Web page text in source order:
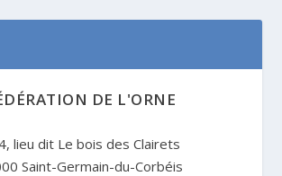
DE L'ORNE
4, lieu dit Le bois des Clairets
Saint-Germain-du-Corbéis